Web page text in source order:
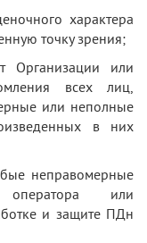
характера
точку зрения;
или
всех лиц,
или неполные
в них
или
и защите ПДн